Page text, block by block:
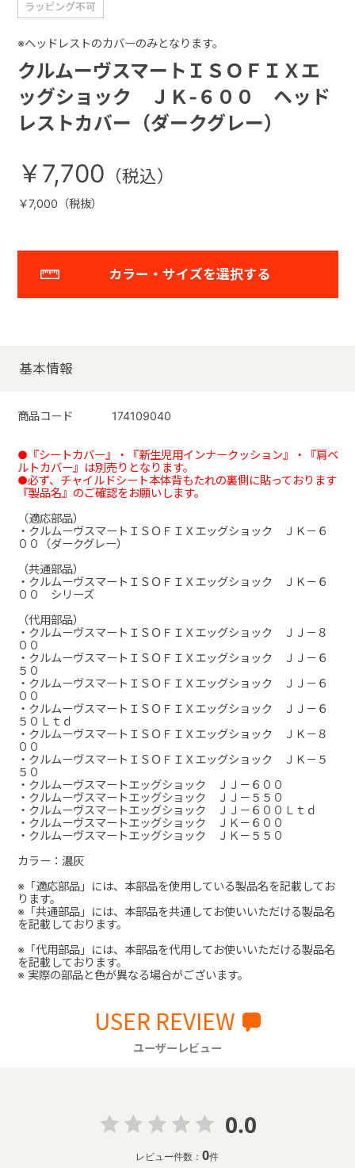
クルムーヴスマートＩＳＯＦＩＸエ
ッグショック ＪＫ-６００ ヘッド
レストカバー（ダークグレー）
※ヘッドレストのカバーのみとなります。
￥7,700
￥7,000（税抜）
カラー・サイズを選択する
基本情報
商品コード 174109040
●『シートカバー』・『新生児用インナークッション』・『肩ベ
ルトカバー』は別売りとなります。
●必ず、チャイルドシート本体背もたれの裏側に貼っております
『製品名』のご確認をお願いします。
（適応部品）
・クルムーヴスマートＩＳＯＦＩＸエッグショック ＪＫ－６
００（ダークグレー）
（共通部品）
・クルムーヴスマートＩＳＯＦＩＸエッグショック ＪＫ－６
００ シリーズ
（代用部品）
・クルムーヴスマートＩＳＯＦＩＸエッグショック ＪＪ－８
００
・クルムーヴスマートＩＳＯＦＩＸエッグショック ＪＪ－６
５０
・クルムーヴスマートＩＳＯＦＩＸエッグショック ＪＪ－６
００
・クルムーヴスマートＩＳＯＦＩＸエッグショック ＪＪ－６
５０Ｌｔｄ
・クルムーヴスマートＩＳＯＦＩＸエッグショック ＪＫ－８
００
・クルムーヴスマートＩＳＯＦＩＸエッグショック ＪＫ－５
５０
・クルムーヴスマートエッグショック ＪＪ－６００
・クルムーヴスマートエッグショック ＪＪ－５５０
・クルムーヴスマートエッグショック ＪＪ－６００Ｌｔｄ
・クルムーヴスマートエッグショック ＪＫ－６００
・クルムーヴスマートエッグショック ＪＫ－５５０
カラー：濃灰
※「適応部品」には、本部品を使用している製品名を記載してお
ります。
※「共通部品」には、本部品を共通してお使いいただける製品名
を記載しております。
※「代用部品」には、本部品を代用してお使いいただける製品名
を記載しております。
※ 実際の部品と色が異なる場合がございます。
USER REVIEW
ユーザーレビュー
0.0
レビュー件数：0件